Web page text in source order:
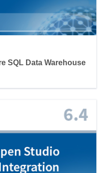
SQL Data Warehouse